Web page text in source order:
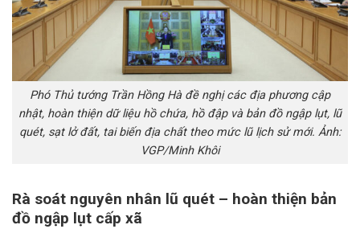
Phó Thủ tướng Trần Hồng Hà đề nghị các địa phương cập
nhật, hoàn thiện dữ liệu hồ chứa, hồ đập và bản đồ ngập lụt, lũ
quét, sạt lở đất, tai biến địa chất theo mức lũ lịch sử mới. Ảnh:
VGP/Minh Khôi
Rà soát nguyên nhân lũ quét – hoàn thiện bản
đồ ngập lụt cấp xã